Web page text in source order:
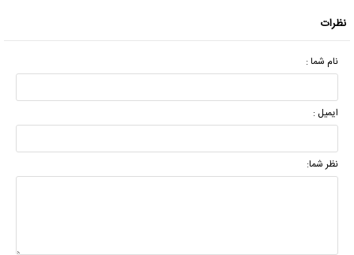
نظرات
نام شما :
ایمیل :
نظر شما: